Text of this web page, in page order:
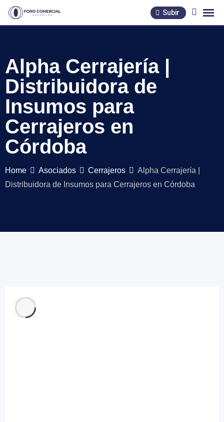
Skip
Subir
Alpha Cerrajería |
Distribuidora de
Insumos para
Cerrajeros en
Córdoba
Home Asociados Cerrajeros
Alpha Cerrajería |
Distribuidora de Insumos para Cerrajeros en Córdoba